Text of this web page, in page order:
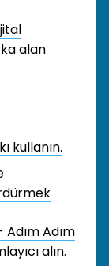
alan
kullanın.
Adım Adım
alın.